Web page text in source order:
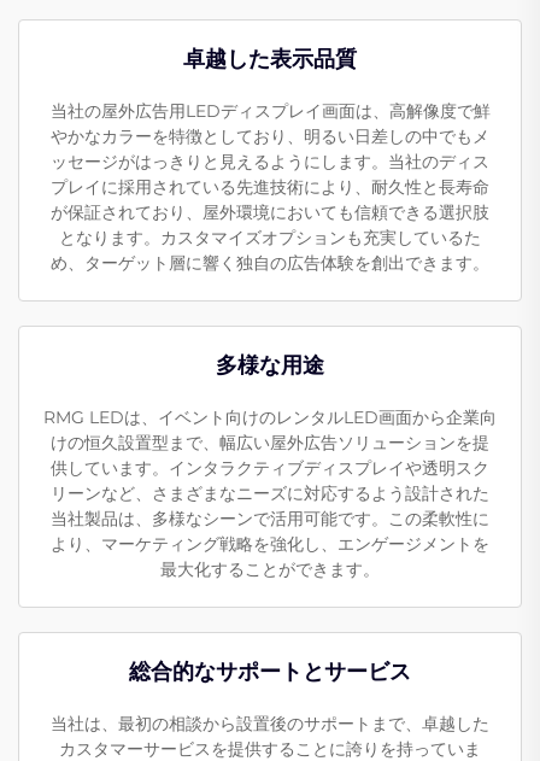
卓越した表示品質
当社の屋外広告用LEDディスプレイ画面は、高解像度で鮮
やかなカラーを特徴としており、明るい日差しの中でもメ
ッセージがはっきりと見えるようにします。当社のディス
プレイに採用されている先進技術により、耐久性と長寿命
が保証されており、屋外環境においても信頼できる選択肢
となります。カスタマイズオプションも充実しているた
め、ターゲット層に響く独自の広告体験を創出できます。
多様な用途
RMG LEDは、イベント向けのレンタルLED画面から企業向
けの恒久設置型まで、幅広い屋外広告ソリューションを提
供しています。インタラクティブディスプレイや透明スク
リーンなど、さまざまなニーズに対応するよう設計された
当社製品は、多様なシーンで活用可能です。この柔軟性に
より、マーケティング戦略を強化し、エンゲージメントを
最大化することができます。
総合的なサポートとサービス
当社は、最初の相談から設置後のサポートまで、卓越した
カスタマーサービスを提供することに誇りを持っていま